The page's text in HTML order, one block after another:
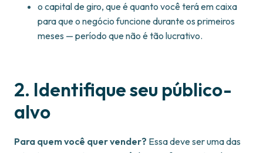
o capital de giro, que é quanto você terá em caixa
para que o negócio funcione durante os primeiros
meses — período que não é tão lucrativo.
2. Identifique seu público-
alvo
Para quem você quer vender? Essa deve ser uma das